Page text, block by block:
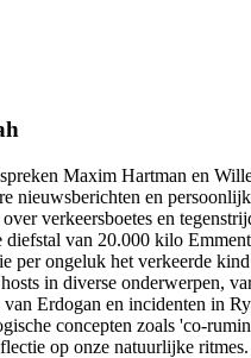
Maxim Hartman en
nieuwsberichten en
verkeersboetes en
van 20.000 kilo
per ongeluk het verkeerde
in diverse onderwerpen,
Erdogan en incidenten in
concepten zoals 'co-
op onze natuurlijke ritmes.